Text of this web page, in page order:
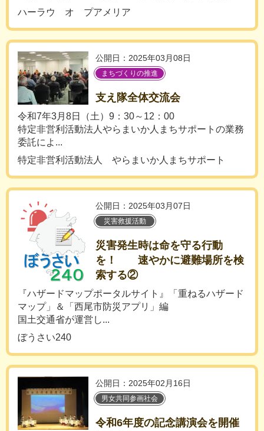
ハーラウ オ プアメリア
公開日：2025年03月08日
まちづくりの推進
支え隊全体交流会
令和7年3月8日（土）9：30～12：00
特定非営利活動法人やらまいか人まちサポートの業務
委託によ...
特定非営利活動法人 やらまいか人まちサポート
公開日：2025年03月07日
災害救援活動
災害発生時は命を守る行動
を！ 速やかに避難場所を検
索する②
『ハザードマップポータルサイト』「重ねるハザード
マップ」＆「西尾市防災アプリ」編
国土交通省が運営し...
ぼうさい240
公開日：2025年02月16日
男女共同参画社会
令和6年度の記念講演会を開催